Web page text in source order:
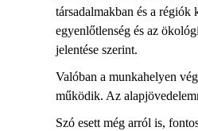
társadalmakban és a régiók
egyenlőtlenség és az
jelentése szerint.
Valóban a munkahelyen
működik. Az
Szó esett még arról is,